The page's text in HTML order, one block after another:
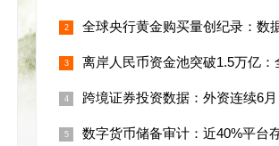
全球央行黄金购买量创纪录：数据揭示去美
离岸人民币资金池突破1.5万亿：全球离
跨境证券投资数据：外资连续6月净买入中国
数字货币储备审计：近40%平台存在资产